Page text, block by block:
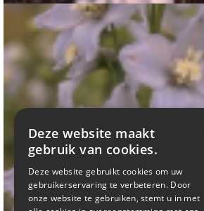
Deze website maakt
gebruik van cookies.
Deze website gebruikt cookies om uw
gebruikerservaring te verbeteren. Door
onze website te gebruiken, stemt u in met